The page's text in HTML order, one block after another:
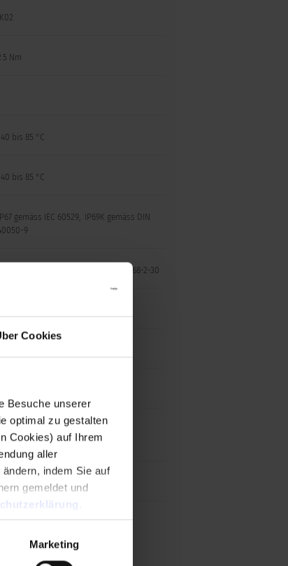
Cookies
Besuche unserer
optimal zu gestalten
Cookies) auf Ihrem
aller
indem Sie auf
gemeldet und
Marketing
IK02
Nm
bis 85 °C
bis 85 °C
IP67 gemäss IEC 60529, IP69K gemäss DIN
9
+55°C␣/ 93% r.F. gemäss DIN EN 60068-2-30